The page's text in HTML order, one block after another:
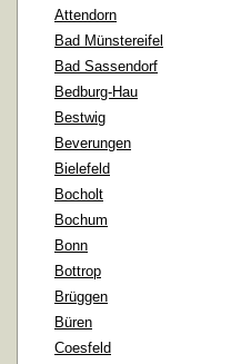
Attendorn
Bad Münstereifel
Bad Sassendorf
Bedburg-Hau
Bestwig
Beverungen
Bielefeld
Bocholt
Bochum
Bonn
Bottrop
Brüggen
Büren
Coesfeld